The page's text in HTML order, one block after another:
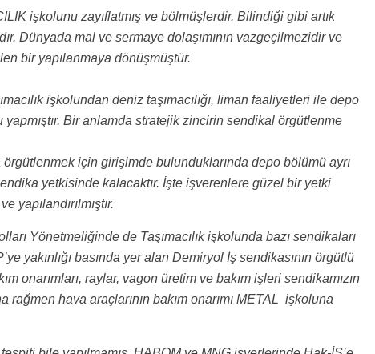
işkolunu zayıflatmış ve bölmüşlerdir. Bilindiği gibi artık
Dünyada mal ve sermaye dolaşımının vazgeçilmezidir ve
bir yapılanmaya dönüşmüştür.
işkolundan deniz taşımacılığı, liman faaliyetleri ile depo
Bir anlamda stratejik zincirin sendikal örgütlenme
örgütlenmek için girişimde bulunduklarında depo bölümü ayrı
yetkisinde kalacaktır. İşte işverenlere güzel bir yetki
yapılandırılmıştır.
Yönetmeliğinde de Taşımacılık işkolunda bazı sendikaları
yakınlığı basında yer alan Demiryol İş sendikasının örgütlü
onarımları, raylar, vagon üretim ve bakım işleri sendikamızın
rağmen hava araçlarının bakım onarımı METAL işkoluna